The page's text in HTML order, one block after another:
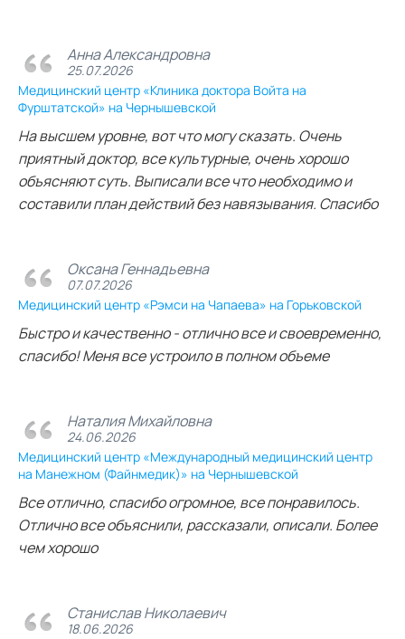
Анна Александровна
25.07.2026
Медицинский центр «Клиника доктора Войта на
Фурштатской» на Чернышевской
На высшем уровне, вот что могу сказать. Очень
приятный доктор, все культурные, очень хорошо
объясняют суть. Выписали все что необходимо и
составили план действий без навязывания. Спасибо
Оксана Геннадьевна
07.07.2026
Медицинский центр «Рэмси на Чапаева» на Горьковской
Быстро и качественно - отлично все и своевременно,
спасибо! Меня все устроило в полном объеме
Наталия Михайловна
24.06.2026
Медицинский центр «Международный медицинский центр
на Манежном (Файнмедик)» на Чернышевской
Все отлично, спасибо огромное, все понравилось.
Отлично все объяснили, рассказали, описали. Более
чем хорошо
Станислав Николаевич
18.06.2026